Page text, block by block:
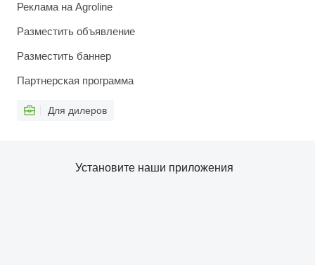
Реклама на Agroline
Разместить объявление
Разместить баннер
Партнерская программа
Для дилеров
Установите наши приложения